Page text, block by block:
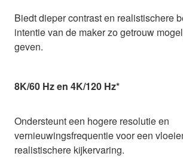
Biedt dieper contrast en realistischere
intentie van de maker zo getrouw
geven.
8K/60 Hz en 4K/120 Hz*
Ondersteunt een hogere resolutie en
vernieuwingsfrequentie voor een
realistischere kijkervaring.